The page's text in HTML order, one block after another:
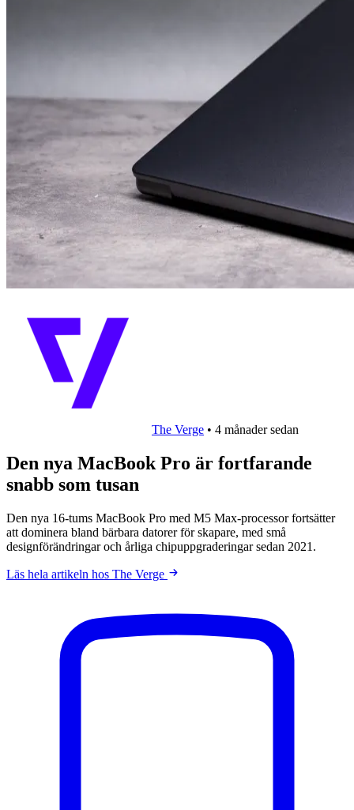
The Verge • 4 månader sedan
Den nya MacBook Pro är fortfarande
snabb som tusan
Den nya 16-tums MacBook Pro med M5 Max-processor fortsätter
att dominera bland bärbara datorer för skapare, med små
designförändringar och årliga chipuppgraderingar sedan 2021.
Läs hela artikeln hos The Verge